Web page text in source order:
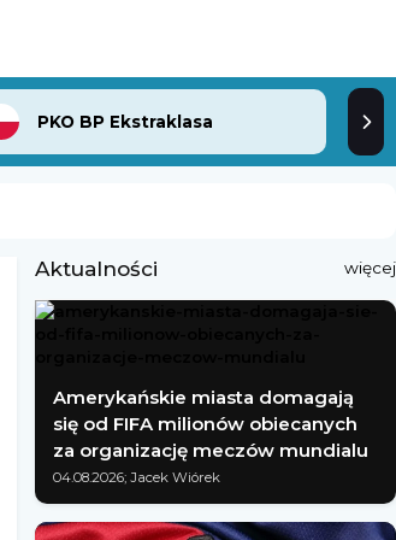
PKO BP Ekstraklasa
Aktualności więcej
Amerykańskie miasta domagają
się od FIFA milionów obiecanych
za organizację meczów mundialu
04.08.2026; Jacek Wiórek